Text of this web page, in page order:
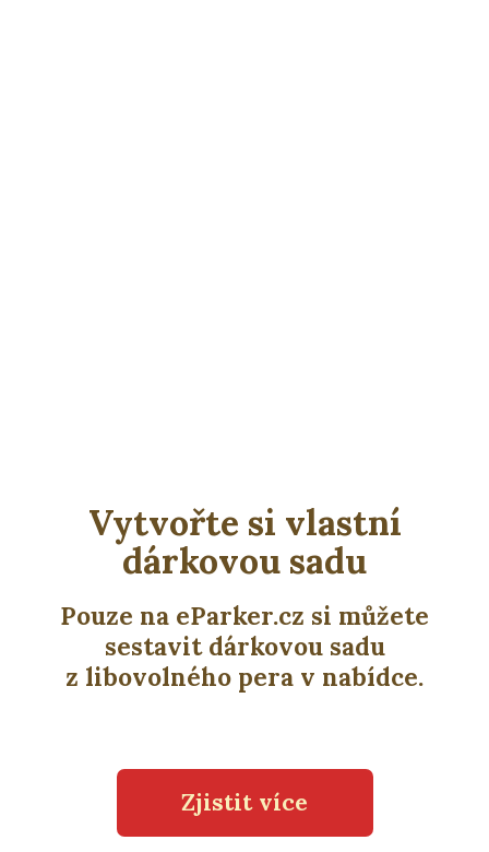
Vytvořte si vlastní
dárkovou sadu
Pouze na eParker.cz si můžete
sestavit dárkovou sadu
z libovolného pera v nabídce.
Zjistit více